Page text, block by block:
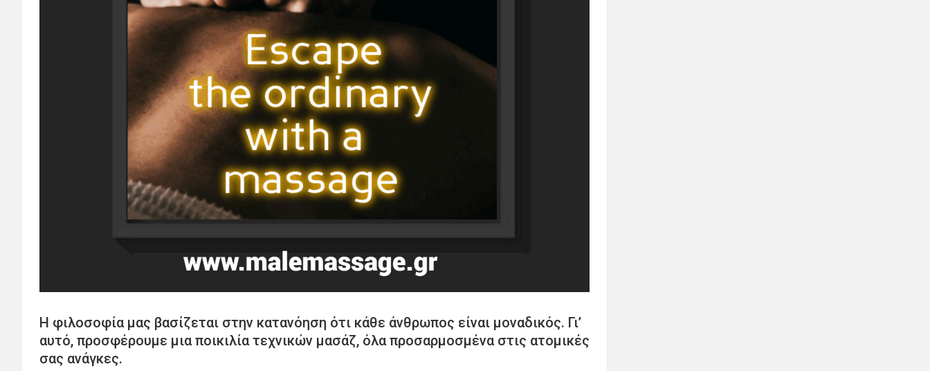
Η φιλοσοφία μας βασίζεται στην κατανόηση ότι κάθε άνθρωπος είναι μοναδικός. Γι’
αυτό, προσφέρουμε μια ποικιλία τεχνικών μασάζ, όλα προσαρμοσμένα στις ατομικές
σας ανάγκες.